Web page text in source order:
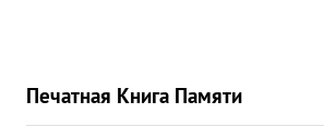
Печатная Книга Памяти